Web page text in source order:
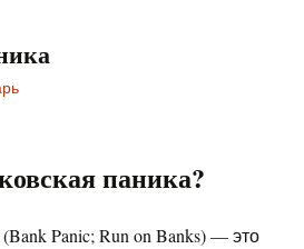
паника?
(Bank Panic; Run on Banks) — это